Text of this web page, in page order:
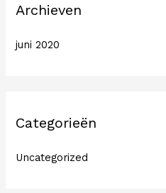
Archieven
juni 2020
Categorieën
Uncategorized